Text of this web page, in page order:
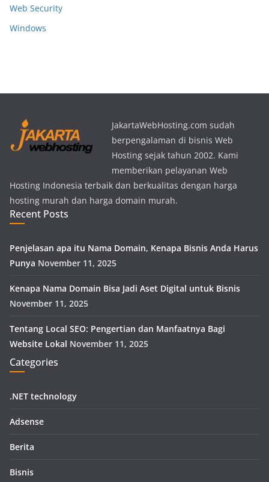
Web Security
Windows
JakartaWebHosting.com sudah
berpengalaman di bisnis Web
Hosting sejak tahun 2002. Kami
memberikan pelayanan Web
Hosting Indonesia terbaik dan berkualitas dengan harga
hosting murah dan harga domain murah.
Recent Posts
Penjelasan apa itu Nama Domain, Kenapa Bisnis Anda Harus
Punya November 11, 2025
Kenapa Nama Domain Bisa Jadi Aset Digital untuk Bisnis
November 11, 2025
Tentang Local SEO: Pengertian dan Manfaatnya Bagi
Website Lokal November 11, 2025
Categories
.NET technology
Adsense
Berita
Bisnis